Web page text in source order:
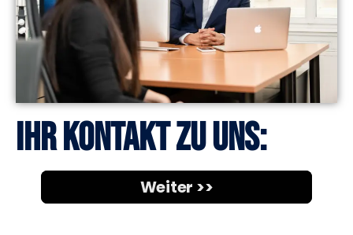
Ihr Kontakt zu uns: